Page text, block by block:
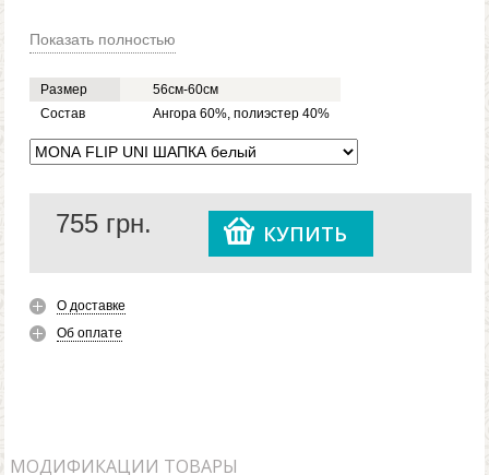
Показать полностью
Размер
56см-60см
Состав
Ангора 60%, полиэстер 40%
755 грн. КУПИТЬ
О доставке
Об оплате
МОДИФИКАЦИИ ТОВАРЫ